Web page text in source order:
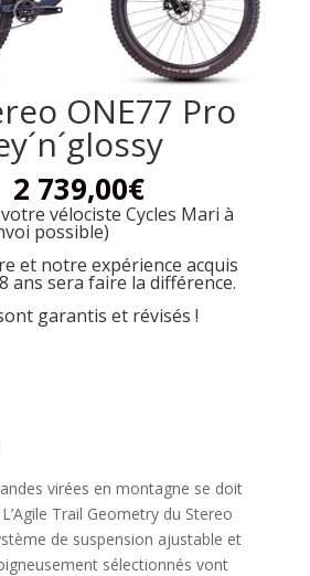
ONE77 Pro
2 739,00€
vélociste Cycles Mari à
possible)
et notre expérience acquis
ans sera faire la différence.
garantis et révisés !
virées en montagne se doit
Trail Geometry du Stereo
de suspension ajustable et
sélectionnés vont